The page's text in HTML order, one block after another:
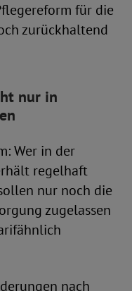
für die
zurückhaltend
nur in
Wer in der
regelhaft
nur noch die
zugelassen
nach